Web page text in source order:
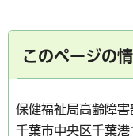
このページの
保健福祉局高齢障
千葉市中央区千葉